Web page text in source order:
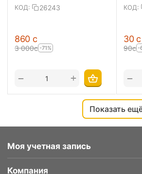
КОД: 26243
‍860‍ с
3 000с -71%
+
−
КОД:
‍30‍ с
‍90‍с -
−
Показать
Моя учетная запись
Компания